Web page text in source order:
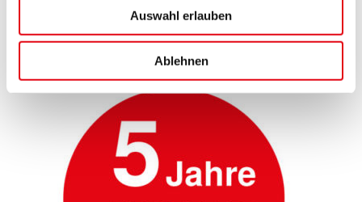
Auswahl erlauben
Ablehnen
–
so
einfach
wie
nie“